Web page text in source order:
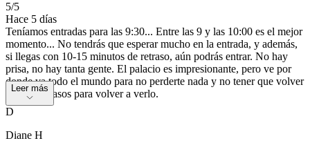
5/5
Hace 5 días
Teníamos entradas para las 9:30... Entre las 9 y las 10:00 es el mejor
momento... No tendrás que esperar mucho en la entrada, y además,
si llegas con 10-15 minutos de retraso, aún podrás entrar. No hay
prisa, no hay tanta gente. El palacio es impresionante, pero ve por
donde va todo el mundo para no perderte nada y no tener que volver
sobre tus pasos para volver a verlo.
Leer más
D
Diane H